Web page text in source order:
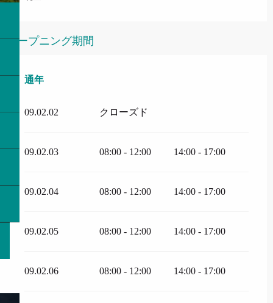
オープニング期間
通年
通年
09.02.02 クローズド
09.02.03 08:00 - 12:00 14:00 - 17:00
09.02.04 08:00 - 12:00 14:00 - 17:00
09.02.05 08:00 - 12:00 14:00 - 17:00
09.02.06 08:00 - 12:00 14:00 - 17:00